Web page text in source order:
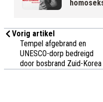
Vorig artikel
Tempel afgebrand en
UNESCO-dorp bedreigd
door bosbrand Zuid-Korea